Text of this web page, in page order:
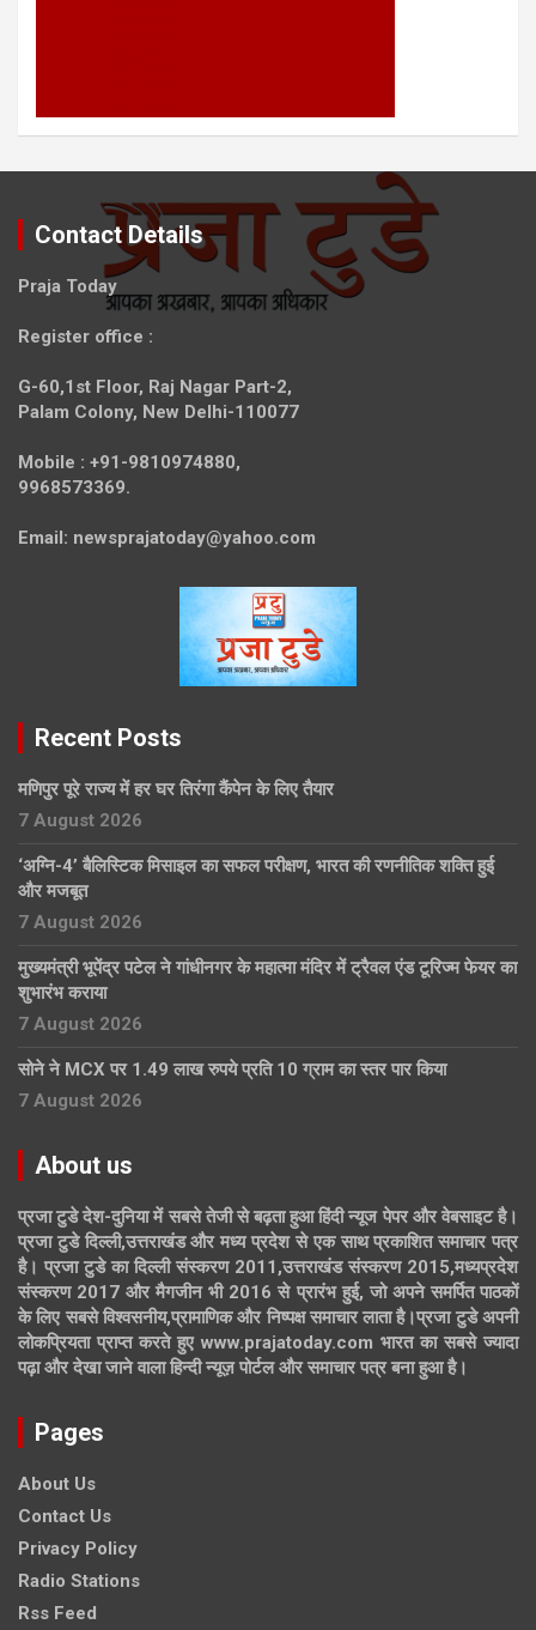
Contact Details
Praja Today
Register office :
G-60,1st Floor, Raj Nagar Part-2,
Palam Colony, New Delhi-110077
Mobile : +91-9810974880,
9968573369.
Email: newsprajatoday@yahoo.com
Recent Posts
मणिपुर पूरे राज्य में हर घर तिरंगा कैंपेन के लिए तैयार
7 August 2026
‘अग्नि-4’ बैलिस्टिक मिसाइल का सफल परीक्षण, भारत की रणनीतिक शक्ति हुई
और मजबूत
7 August 2026
मुख्यमंत्री भूपेंद्र पटेल ने गांधीनगर के महात्मा मंदिर में ट्रैवल एंड टूरिज्म फेयर का
शुभारंभ कराया
7 August 2026
सोने ने MCX पर 1.49 लाख रुपये प्रति 10 ग्राम का स्तर पार किया
7 August 2026
About us
प्रजा टुडे देश-दुनिया में सबसे तेजी से बढ़ता हुआ हिंदी न्यूज पेपर और वेबसाइट है।
प्रजा टुडे दिल्ली,उत्तराखंड और मध्य प्रदेश से एक साथ प्रकाशित समाचार पत्र
है। प्रजा टुडे का दिल्ली संस्करण 2011,उत्तराखंड संस्करण 2015,मध्यप्रदेश
संस्करण 2017 और मैगजीन भी 2016 से प्रारंभ हुई, जो अपने समर्पित पाठकों
के लिए सबसे विश्वसनीय,प्रामाणिक और निष्पक्ष समाचार लाता है।प्रजा टुडे अपनी
लोकप्रियता प्राप्त करते हुए www.prajatoday.com भारत का सबसे ज्यादा
पढ़ा और देखा जाने वाला हिन्दी न्यूज़ पोर्टल और समाचार पत्र बना हुआ है।
Pages
About Us
Contact Us
Privacy Policy
Radio Stations
Rss Feed